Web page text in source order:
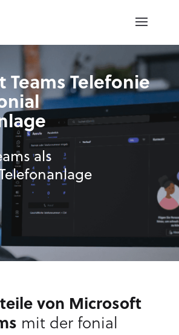
Teams Telefonie
als
von Microsoft
mit der fonial